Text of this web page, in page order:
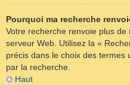
Pourquoi ma recherche
Votre recherche renvoie plus
serveur Web. Utilisez la «
précis dans le choix des termes
par la recherche.
Haut